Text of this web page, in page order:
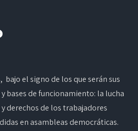
bajo el signo de los que serán sus
bases de funcionamiento: la lucha
derechos de los trabajadores
en asambleas democráticas.